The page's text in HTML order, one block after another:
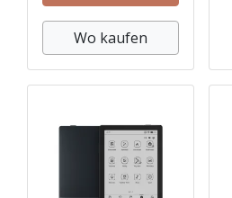
Wo kaufen